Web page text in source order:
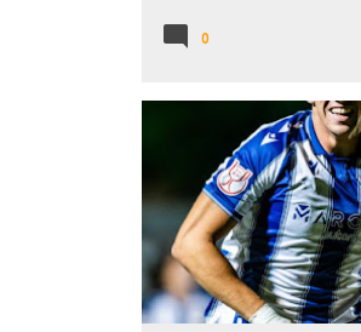
0
ACTUALIDAD CARLOS ESPÍ